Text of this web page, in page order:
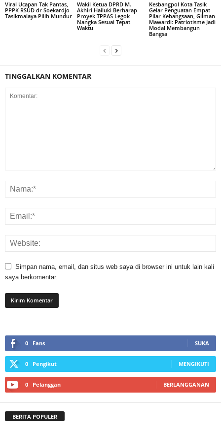
Viral Ucapan Tak Pantas,
PPPK RSUD dr Soekardjo
Tasikmalaya Pilih Mundur
Wakil Ketua DPRD M.
Akhiri Hailuki Berharap
Proyek TPPAS Legok
Nangka Sesuai Tepat
Waktu
Kesbangpol Kota Tasik
Gelar Penguatan Empat
Pilar Kebangsaan, Gilman
Mawardi: Patriotisme Jadi
Modal Membangun
Bangsa
TINGGALKAN KOMENTAR
Simpan nama, email, dan situs web saya di browser ini untuk lain kali
saya berkomentar.
0 Fans SUKA
0 Pengikut MENGIKUTI
0 Pelanggan BERLANGGANAN
BERITA POPULER